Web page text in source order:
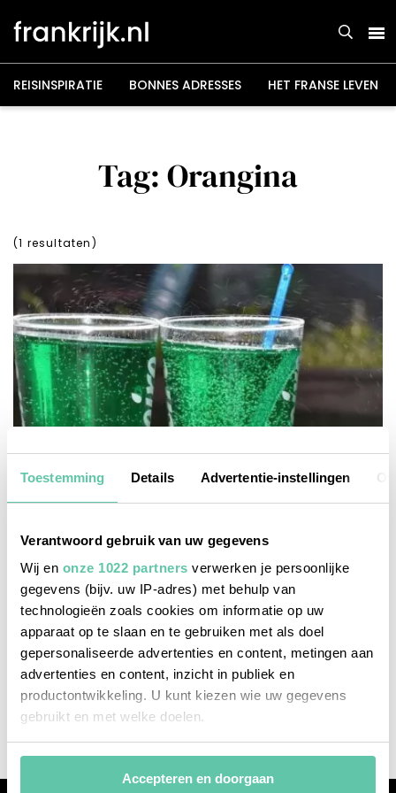
Toestemming Details Advertentie-instellingen
Verantwoord gebruik van uw gegevens
Wij en onze 1022 partners verwerken je persoonlijke
gegevens (bijv. uw IP-adres) met behulp van
technologieën zoals cookies om informatie op uw
apparaat op te slaan en te gebruiken met als doel
gepersonaliseerde advertenties en content, metingen aan
advertenties en content, inzicht in publiek en
productontwikkeling. U kunt kiezen wie uw gegevens
gebruikt en met welke doelen.
Als u het toestaat, willen we ook graag:
Informatie verzamelen over uw geografische
Accepteren en doorgaan
naar
inhoud
REISINSPIRATIE BONNES ADRESSES HET FRANSE LEVEN
Tag: Orangina
(1 resultaten)
eten & drinken
5 bekende Franse jongeren- en tienerdrankjes
3 AUGUSTUS 2025